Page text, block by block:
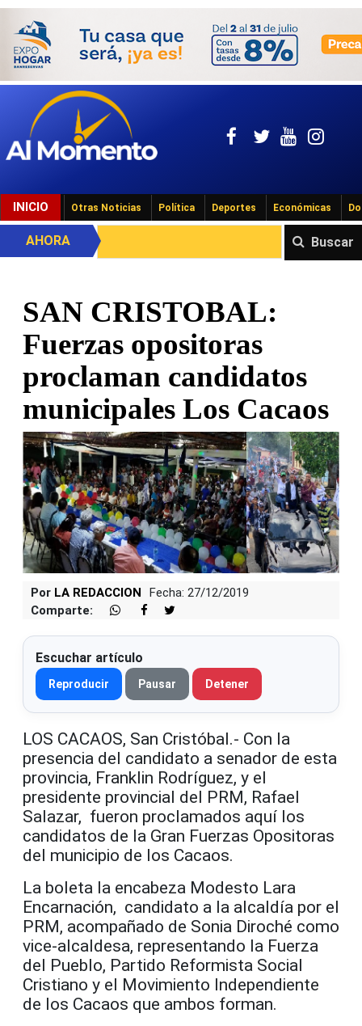
INICIO Otras Noticias Política Deportes Económicas
Buscar
AHORA
SAN CRISTOBAL:
Fuerzas opositoras
proclaman candidatos
municipales Los Cacaos
Por LA REDACCION
Fecha: 27/12/2019
Comparte:
Escuchar artículo
Reproducir Pausar Detener
LOS CACAOS, San Cristóbal.- Con la
presencia del candidato a senador de esta
provincia, Franklin Rodríguez, y el
presidente provincial del PRM, Rafael
Salazar, fueron proclamados aquí los
candidatos de la Gran Fuerzas Opositoras
del municipio de los Cacaos.
La boleta la encabeza Modesto Lara
Encarnación, candidato a la alcaldía por el
PRM, acompañado de Sonia Diroché como
vice-alcaldesa, representando la Fuerza
del Pueblo, Partido Reformista Social
Cristiano y el Movimiento Independiente
de los Cacaos que ambos forman.